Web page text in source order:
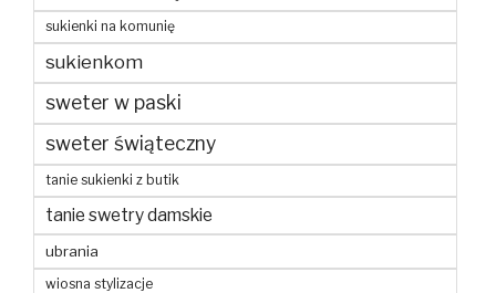
sukienki na komunię
sukienkom
sweter w paski
sweter świąteczny
tanie sukienki z butik
tanie swetry damskie
ubrania
wiosna stylizacje